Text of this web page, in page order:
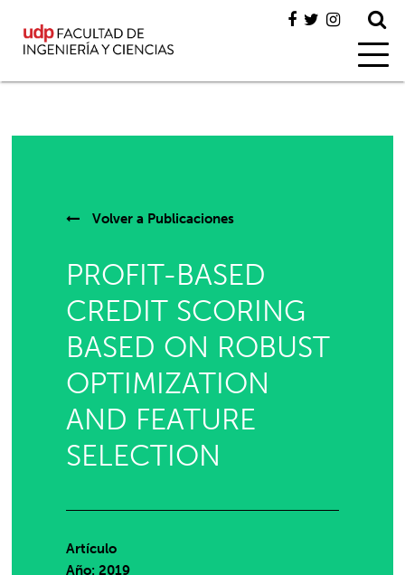
Volver a Publicaciones
PROFIT-BASED
CREDIT SCORING
BASED ON ROBUST
OPTIMIZATION
AND FEATURE
SELECTION
Artículo
Año: 2019